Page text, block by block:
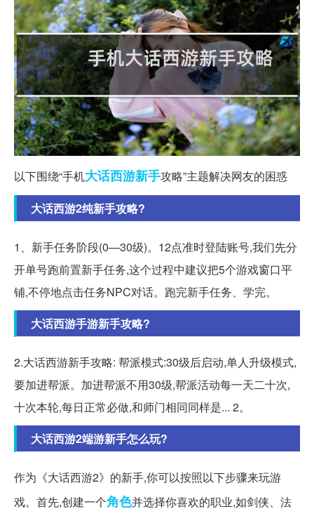
以下围绕“手机大话西游新手攻略”主题解决网友的困惑
大话西游2纯新手攻略?
1、新⼿任务阶段(0—30级)。12点准时登陆账号,我们先分
开单号跑前置新⼿任务,这个过程中建议把5个游戏窗⼝平
铺,不停地点击任务NPC对话。跑完新⼿任务、学完。
大话西游手游新手攻略?
2.大话西游新手攻略: 帮派模式:30级后启动,单人升级模式,
要加进帮派。加进帮派不用30级,帮派活动每一天二十次,
十次本轮,每日正常必做,和师门相同同样是... 2。
大话西游2端游新手怎么玩?
作为《大话西游2》的新手,你可以按照以下步骤来玩游
戏。首先,创建一个角色并选择你喜欢的职业,如剑侠、法